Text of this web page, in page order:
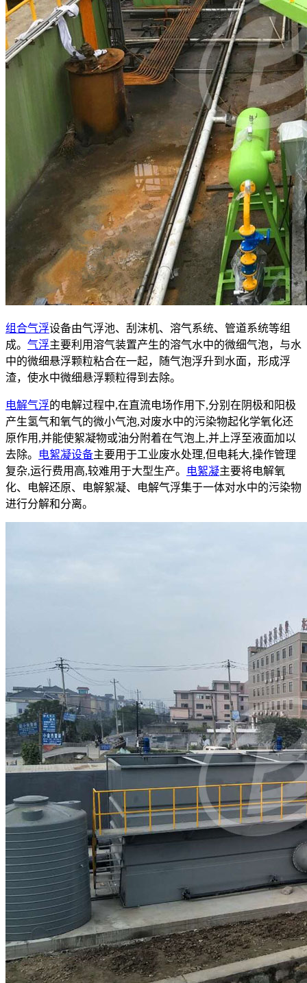
组合气浮设备由气浮池、刮沫机、溶气系统、管道系统等组
成。 气浮主要利用溶气装置产生的溶气水中的微细气泡，与水
中的微细悬浮颗粒粘合在一起，随气泡浮升到水面，形成浮
渣，使水中微细悬浮颗粒得到去除。
电解气浮的电解过程中,在直流电场作用下,分别在阴极和阳极
产生氢气和氧气的微小气泡,对废水中的污染物起化学氧化还
原作用,并能使絮凝物或油分附着在气泡上,并上浮至液面加以
去除。
电絮凝设备主要用于工业废水处理,但电耗大,操作管理
复杂,运行费用高,较难用于大型生产。
电絮凝主要将电解氧
化、电解还原、电解絮凝、电解气浮集于一体对水中的污染物
进行分解和分离。